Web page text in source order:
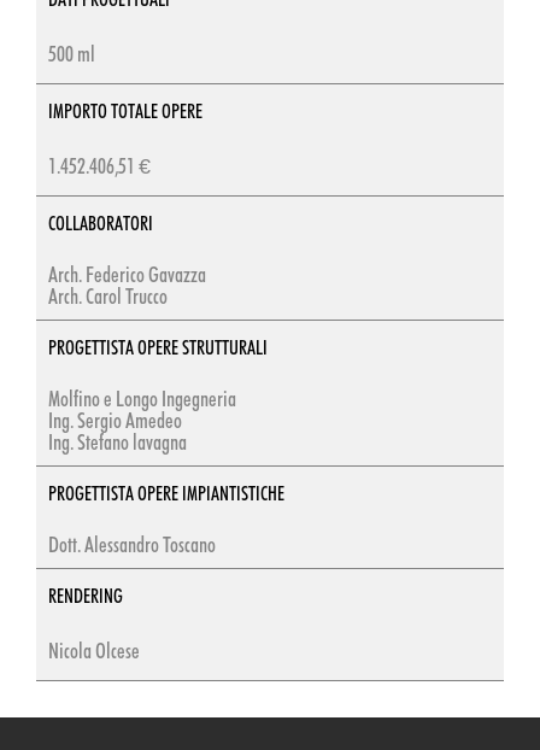
500 ml
IMPORTO TOTALE OPERE
1.452.406,51 €
COLLABORATORI
Arch. Federico Gavazza
Arch. Carol Trucco
PROGETTISTA OPERE STRUTTURALI
Molfino e Longo Ingegneria
Ing. Sergio Amedeo
Ing. Stefano lavagna
PROGETTISTA OPERE IMPIANTISTICHE
Dott. Alessandro Toscano
RENDERING
Nicola Olcese